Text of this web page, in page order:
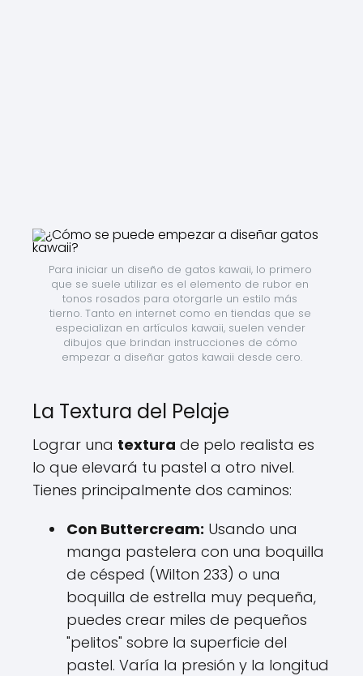
Para iniciar un diseño de gatos kawaii, lo primero
que se suele utilizar es el elemento de rubor en
tonos rosados para otorgarle un estilo más
tierno. Tanto en internet como en tiendas que se
especializan en artículos kawaii, suelen vender
dibujos que brindan instrucciones de cómo
empezar a diseñar gatos kawaii desde cero.
La Textura del Pelaje
Lograr una textura de pelo realista es
lo que elevará tu pastel a otro nivel.
Tienes principalmente dos caminos:
Con Buttercream: Usando una
manga pastelera con una boquilla
de césped (Wilton 233) o una
boquilla de estrella muy pequeña,
puedes crear miles de pequeños
"pelitos" sobre la superficie del
pastel. Varía la presión y la longitud